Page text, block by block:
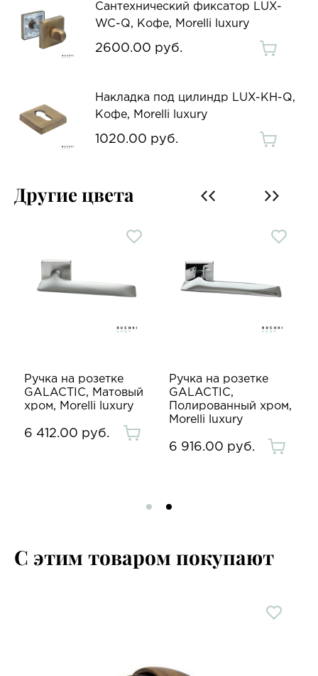
Сантехнический фиксатор LUX-
WC-Q, Кофе, Morelli luxury
2600.00 руб.
Накладка под цилиндр LUX-KH-Q,
Кофе, Morelli luxury
1020.00 руб.
Другие цвета
Ручка на розетке
GALACTIC, Матовый
хром, Morelli luxury
6 412.00 руб.
Ручка на розетке
GALACTIC,
Полированный хром,
Morelli luxury
6 916.00 руб.
С этим товаром покупают